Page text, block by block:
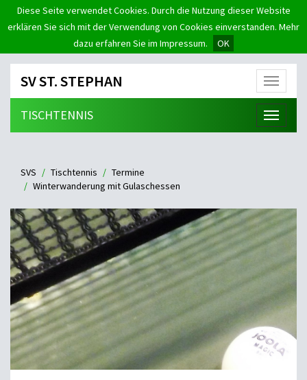
Diese Seite verwendet Cookies. Durch die Nutzung dieser Website
erklären Sie sich mit der Verwendung von Cookies einverstanden. Mehr
dazu erfahren Sie im Impressum.
OK
Menü
SV ST. STEPHAN
Menü
TISCHTENNIS
SVS Tischtennis
Termine
Winterwanderung mit Gulaschessen